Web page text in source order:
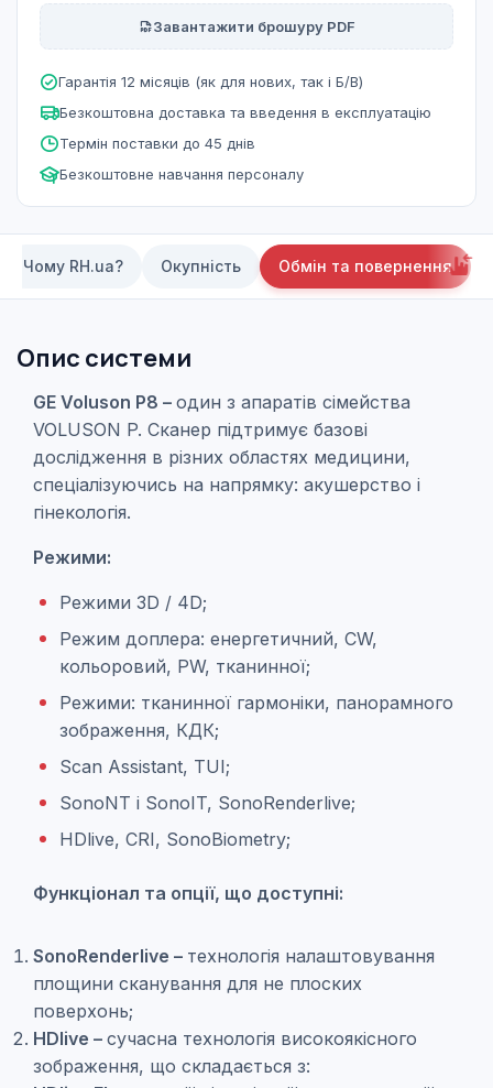
Завантажити брошуру PDF
Гарантія 12 місяців (як для нових, так і Б/В)
Безкоштовна доставка та введення в експлуатацію
Термін поставки до 45 днів
Безкоштовне навчання персоналу
Чому RH.ua? Окупність Обмін та повернення
Опис системи
GE Voluson P8 – один з апаратів сімейства
VOLUSON P. Сканер підтримує базові
дослідження в різних областях медицини,
спеціалізуючись на напрямку: акушерство і
гінекологія.
Режими:
Режими 3D / 4D;
Режим доплера: енергетичний, CW,
кольоровий, PW, тканинної;
Режими: тканинної гармоніки, панорамного
зображення, КДК;
Scan Assistant, TUI;
SonoNT і SonoIT, SonoRenderlive;
HDlive, CRI, SonoBiometry;
Функціонал та опції, що доступні:
SonoRenderlive – технологія налаштовування
площини сканування для не плоских
поверхонь;
HDlive – сучасна технологія високоякісного
зображення, що складається з: